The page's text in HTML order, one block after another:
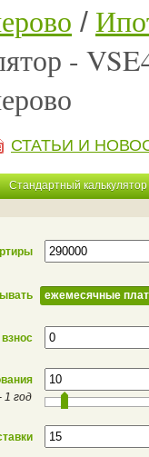
-
СТАТЬИ И
Стандартный калькулятор
ежемесячные
1 год